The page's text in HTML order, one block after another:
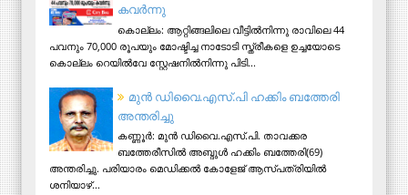
കവർന്നു
കൊല്ലം: ആറ്റിങ്ങലിലെ വീട്ടിൽനിന്നു രാവിലെ 44
പവനും 70,000 രൂപയും മോഷ്ടിച്ച നാടോടി സ്ത്രീകളെ ഉച്ചയോടെ
കൊല്ലം റെയിൽവേ സ്റ്റേഷനിൽനിന്നു പിടി...
മുന്‍ ഡിവൈ.എസ്.പി ഹക്കിം ബത്തേരി
അന്തരിച്ചു
കണ്ണൂര്‍: മുന്‍ ഡിവൈ.എസ്.പി. താവക്കര
ബത്തേരീസില്‍ അബ്ദുള്‍ ഹക്കിം ബത്തേരി(69)
അന്തരിച്ചു. പരിയാരം മെഡിക്കല്‍ കോളേജ് ആസ്​പത്രിയില്‍
ശനിയാഴ്...